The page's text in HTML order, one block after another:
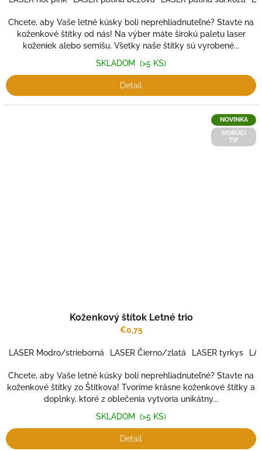
Chcete, aby Vaše letné kúsky boli neprehliadnuteľné? Stavte na
koženkové štítky od nás! Na výber máte širokú paletu laser
koženiek alebo semišu. Všetky naše štítky sú vyrobené...
SKLADOM (>5 KS)
Detail
NOVINKA
HORÚCI
TIP
Koženkový štítok Letné trio
€0,75
LASER Modro/strieborná LASER Čierno/zlatá LASER tyrkys
Chcete, aby Vaše letné kúsky boli neprehliadnuteľné? Stavte na
koženkové štítky zo Štítkova! Tvoríme krásne koženkové štítky a
doplnky, ktoré z oblečenia vytvoria unikátny...
SKLADOM (>5 KS)
Detail